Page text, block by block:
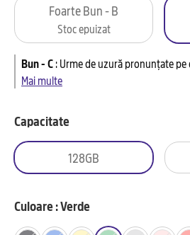
Foarte Bun - B
Stoc epuizat
Bun - C:Urme de uzură pronunțate pe
Mai multe
Capacitate
128GB
Culoare : Verde